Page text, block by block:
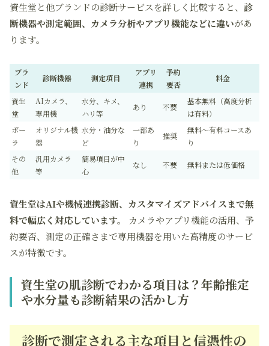
資生堂と他ブランドの診断サービスを詳しく比較すると、 診
断機器や測定範囲、カメラ分析やアプリ機能などに違いがあ
ります。
ブラ
ンド
診断機器 測定項目
アプリ
連携
予約
要否
料金
資生
堂
AIカメラ、
専用機
水分、キメ、
ハリ等
あり 不要
基本無料（高度分析
は有料）
ポー
ラ
オリジナル機
器
水分・油分な
ど
一部あ
り
推奨
無料〜有料コースあ
り
その
他
汎用カメラ
等
簡易項目が中
心
なし 不要 無料または低価格
資生堂はAIや機械連携診断、カスタマイズアドバイスまで無
料で幅広く対応しています。
カメラやアプリ機能の活用、予
約要否、測定の正確さまで専用機器を用いた高精度のサービ
スが特徴です。
資生堂の肌診断でわかる項目は？年齢推定
や水分量も診断結果の活かし方
診断で測定される主な項目と信憑性の